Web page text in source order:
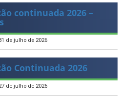
continuada 2026 –
de julho de 2026
Continuada 2026
de julho de 2026